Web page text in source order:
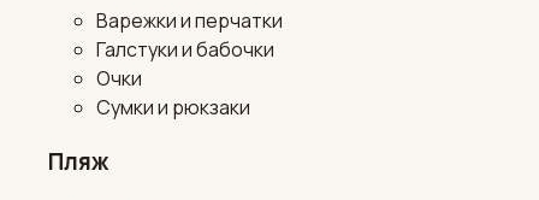
Варежки и перчатки
Галстуки и бабочки
Очки
Сумки и рюкзаки
Пляж